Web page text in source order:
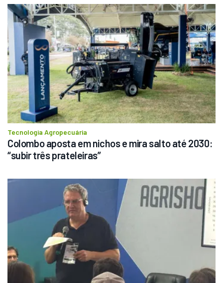
Tecnologia Agropecuária
Colombo aposta em nichos e mira salto até 2030:
“subir três prateleiras”